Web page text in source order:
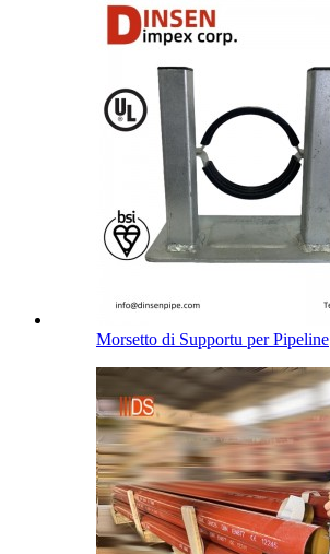
Morsetto di Supportu per Pipeline